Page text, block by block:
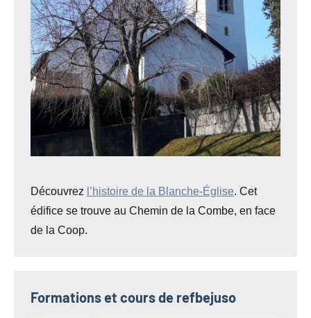
Découvrez l’histoire de la Blanche-Église. Cet
édifice se trouve au Chemin de la Combe, en face
de la Coop.
Formations et cours de refbejuso